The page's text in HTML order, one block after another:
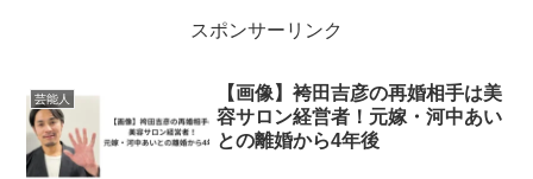
スポンサーリンク
芸能人
【画像】袴田吉彦の再婚相手は美
容サロン経営者！元嫁・河中あい
との離婚から4年後